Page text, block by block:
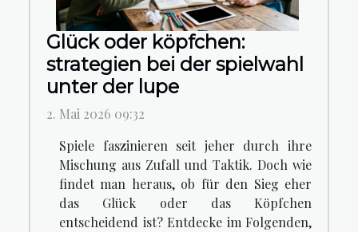
Glück oder köpfchen:
strategien bei der spielwahl
unter der lupe
2. Mai 2026 09:32
Spiele faszinieren seit jeher durch ihre
Mischung aus Zufall und Taktik. Doch wie
findet man heraus, ob für den Sieg eher
das Glück oder das Köpfchen
entscheidend ist? Entdecke im Folgenden,